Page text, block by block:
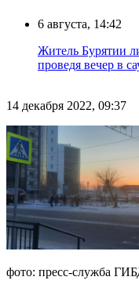
6 августа, 14:42
Житель Бурятии
проведя вечер в
14 декабря 2022, 09:37
фото: пресс-служба